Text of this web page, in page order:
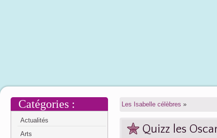
Catégories :
Actualités
Arts
Les Isabelle célèbres »
Quizz les